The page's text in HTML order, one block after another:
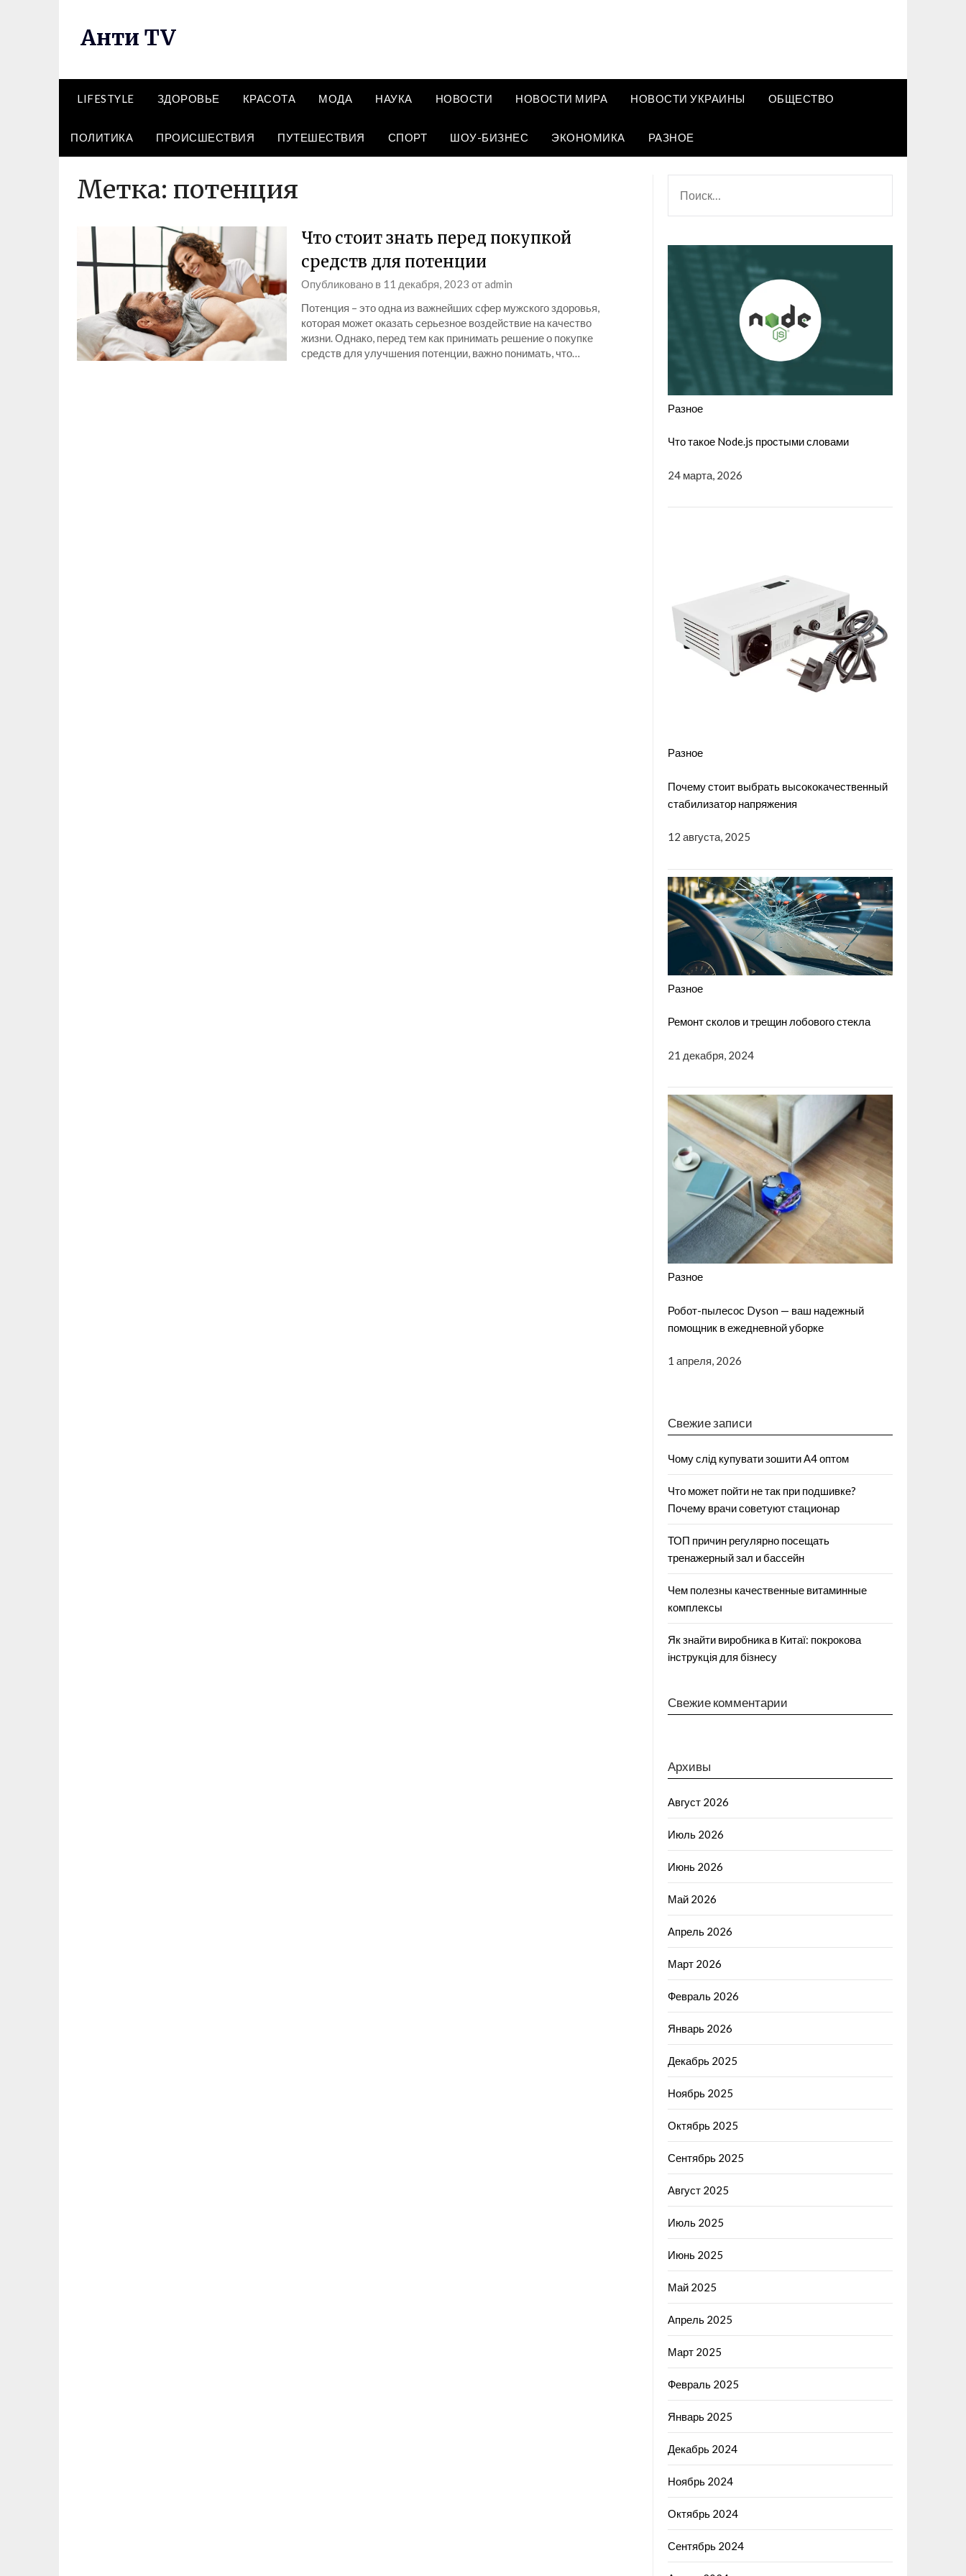
Анти TV
LIFESTYLE ЗДОРОВЬЕ КРАСОТА МОДА НАУКА НОВОСТИ НОВОСТИ МИРА НОВОСТИ УКРАИНЫ ОБЩЕСТВО
ПОЛИТИКА ПРОИСШЕСТВИЯ ПУТЕШЕСТВИЯ СПОРТ ШОУ-БИЗНЕС ЭКОНОМИКА РАЗНОЕ
Метка: потенция
Что стоит знать перед покупкой
средств для потенции
Опубликовано в 11 декабря, 2023 отadmin
Потенция – это одна из важнейших сфер мужского здоровья,
которая может оказать серьезное воздействие на качество
жизни. Однако, перед тем как принимать решение о покупке
средств для улучшения потенции, важно понимать, что…
Разное
Что такое Node.js простыми словами
24 марта, 2026
Разное
Почему стоит выбрать высококачественный
стабилизатор напряжения
12 августа, 2025
Разное
Ремонт сколов и трещин лобового стекла
21 декабря, 2024
Разное
Робот-пылесос Dyson — ваш надежный
помощник в ежедневной уборке
1 апреля, 2026
Свежие записи
Чому слід купувати зошити А4 оптом
Что может пойти не так при подшивке?
Почему врачи советуют стационар
ТОП причин регулярно посещать
тренажерный зал и бассейн
Чем полезны качественные витаминные
комплексы
Як знайти виробника в Китаї: покрокова
інструкція для бізнесу
Свежие комментарии
Архивы
Август 2026
Июль 2026
Июнь 2026
Май 2026
Апрель 2026
Март 2026
Февраль 2026
Январь 2026
Декабрь 2025
Ноябрь 2025
Октябрь 2025
Сентябрь 2025
Август 2025
Июль 2025
Июнь 2025
Май 2025
Апрель 2025
Март 2025
Февраль 2025
Январь 2025
Декабрь 2024
Ноябрь 2024
Октябрь 2024
Сентябрь 2024